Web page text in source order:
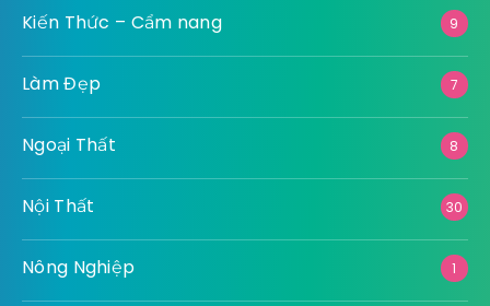
Kiến Thức – Cẩm nang 9
Làm Đẹp 7
Ngoại Thất 8
Nội Thất 30
Nông Nghiệp 1